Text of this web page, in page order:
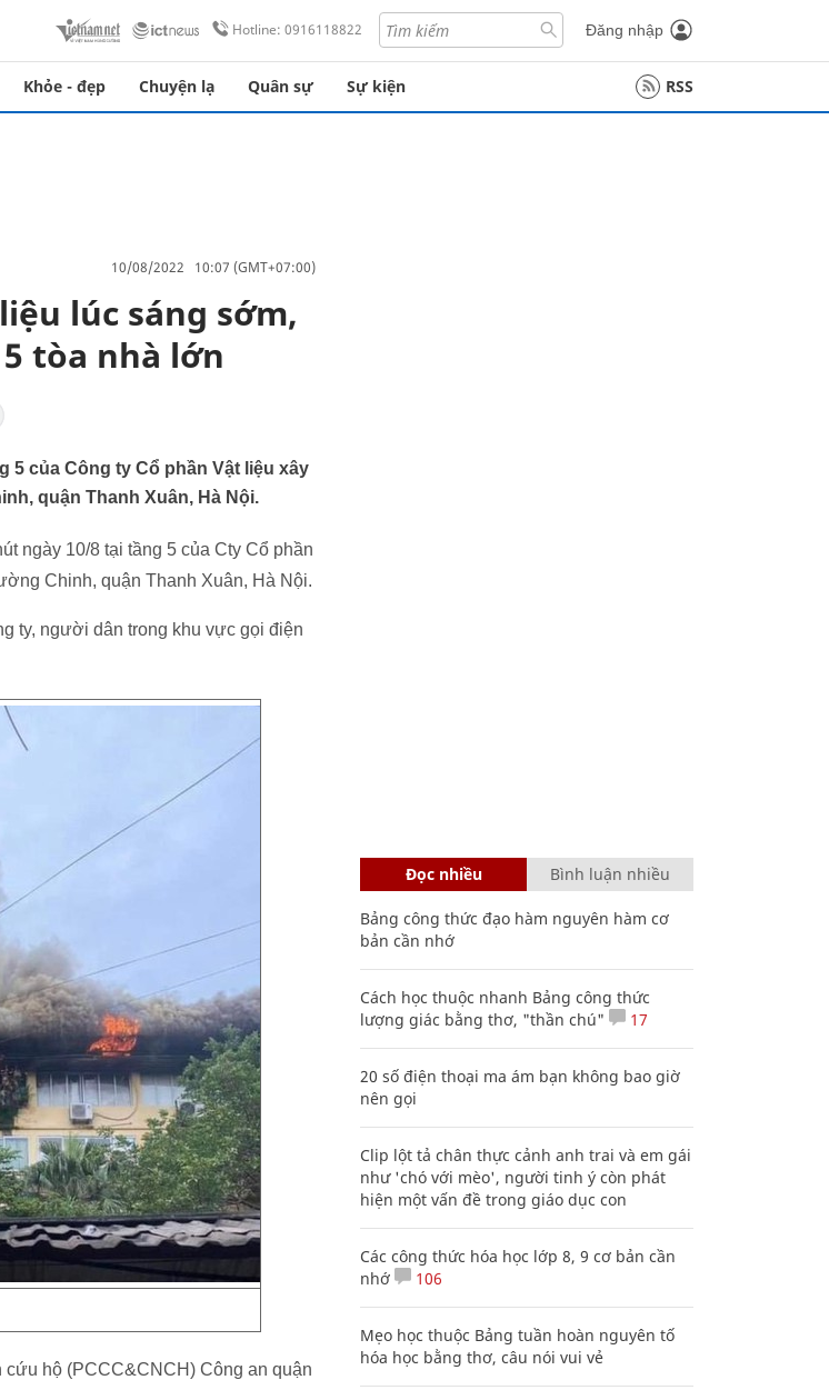
Hotline: 0916118822 Đăng nhập
Khỏe - đẹp Chuyện lạ Quân sự Sự kiện RSS
10/08/2022 10:07 (GMT+07:00)
lúc sáng sớm,
tòa nhà lớn
5 của Công ty Cổ phần Vật liệu xây
quận Thanh Xuân, Hà Nội.
ngày 10/8 tại tầng 5 của Cty Cổ phần
Chinh, quận Thanh Xuân, Hà Nội.
ty, người dân trong khu vực gọi điện
hộ (PCCC&CNCH) Công an quận
Đọc nhiều Bình luận nhiều
Bảng công thức đạo hàm nguyên hàm cơ
bản cần nhớ
Cách học thuộc nhanh Bảng công thức
lượng giác bằng thơ, "thần chú"
17
20 số điện thoại ma ám bạn không bao giờ
nên gọi
Clip lột tả chân thực cảnh anh trai và em gái
như 'chó với mèo', người tinh ý còn phát
hiện một vấn đề trong giáo dục con
Các công thức hóa học lớp 8, 9 cơ bản cần
nhớ
106
Mẹo học thuộc Bảng tuần hoàn nguyên tố
hóa học bằng thơ, câu nói vui vẻ